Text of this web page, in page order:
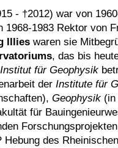
- †2012) war von
1968-1983 Rektor von
Illieswaren sie
, das bis
Institut für Geophysik
der Institute für
Geophysik(in
für
Hebung des